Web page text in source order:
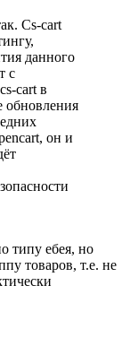
Cs-cart
данного
с
cart в
обновления
он и
типу ебея, но
товаров, т.е. не